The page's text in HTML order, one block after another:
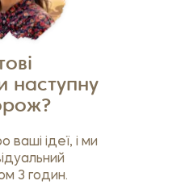
наступну
ваші ідеї, і ми
3 годин.